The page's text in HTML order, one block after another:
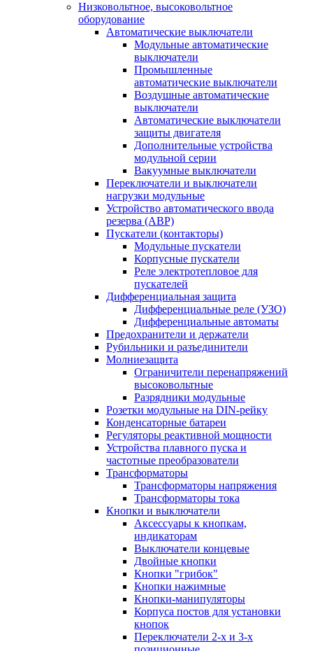
Низковольтное, высоковольтное
оборудование
Автоматические выключатели
Модульные автоматические
выключатели
Промышленные
автоматические выключатели
Воздушные автоматические
выключатели
Автоматические выключатели
защиты двигателя
Дополнительные устройства
модульной серии
Вакуумные выключатели
Переключатели и выключатели
нагрузки модульные
Устройство автоматического ввода
резерва (АВР)
Пускатели (контакторы)
Модульные пускатели
Корпусные пускатели
Реле электротепловое для
пускателей
Дифференциальная защита
Дифференциальные реле (УЗО)
Дифференциальные автоматы
Предохранители и держатели
Рубильники и разъединители
Молниезащита
Ограничители перенапряжений
высоковольтные
Разрядники модульные
Розетки модульные на DIN-рейку
Конденсаторные батареи
Регуляторы реактивной мощности
Устройства плавного пуска и
частотные преобразователи
Трансформаторы
Трансформаторы напряжения
Трансформаторы тока
Кнопки и выключатели
Аксессуары к кнопкам,
индикаторам
Выключатели концевые
Двойные кнопки
Кнопки "грибок"
Кнопки нажимные
Кнопки-манипуляторы
Корпуса постов для установки
кнопок
Переключатели 2-х и 3-х